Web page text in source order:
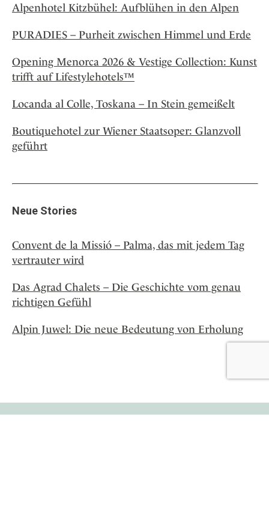
Alpenhotel Kitzbühel: Aufblühen in den Alpen
PURADIES – Purheit zwischen Himmel und Erde
Opening Menorca 2026 & Vestige Collection: Kunst
trifft auf Lifestylehotels™
Locanda al Colle, Toskana – In Stein gemeißelt
Boutiquehotel zur Wiener Staatsoper: Glanzvoll
geführt
Neue Stories
Convent de la Missió – Palma, das mit jedem Tag
vertrauter wird
Das Agrad Chalets – Die Geschichte vom genau
richtigen Gefühl
Alpin Juwel: Die neue Bedeutung von Erholung